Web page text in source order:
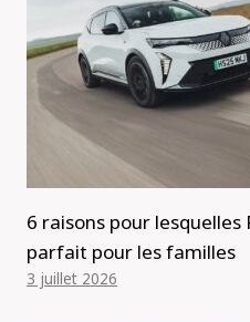
6 raisons pour lesquelles
parfait pour les familles
3 juillet 2026